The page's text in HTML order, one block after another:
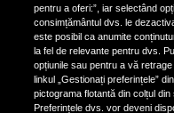
3
pentru a oferi:”, iar selectând
consimțământul dvs. le
este posibil ca anumite
la fel de relevante pentru dvs.
opțiunile sau pentru a vă
linkul „Gestionați preferințele”
pictograma flotantă din colțul
Preferințele dvs. vor deveni